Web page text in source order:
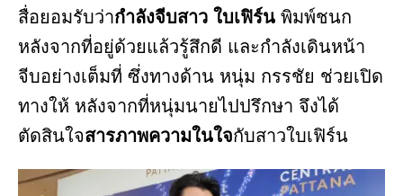
สื่อยอมรับว่ากำลังจีบสาว ใบเฟิร์น พิมพ์ชนก
หลังจากที่อยู่ด้วยแล้วรู้สึกดี และกำลังเดินหน้า
จีบอย่างเต็มที่ ซึ่งทางด้าน หนุ่ม กรรชัย ช่วยเปิด
ทางให้ หลังจากที่หนุ่มนายไปปรึกษา จึงได้
ตัดสินใจสารภาพความในใจกับสาวใบเฟิร์น